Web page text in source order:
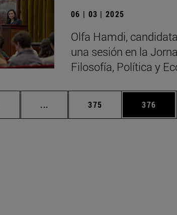
06 | 03 | 2025
Olfa Hamdi,
una sesión en la
Filosofía, Política y
... Páginas intermedias Use TAB
Página
375 Página
376